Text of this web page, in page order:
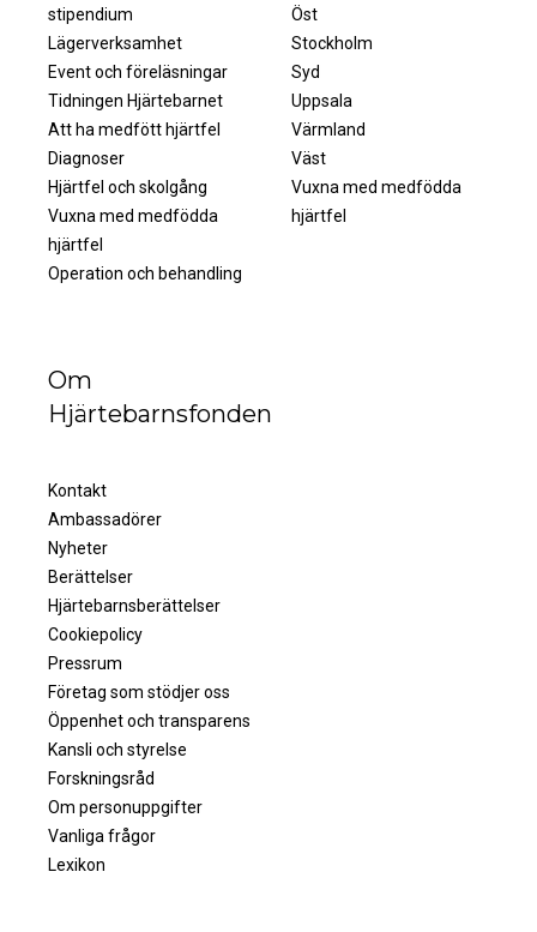
stipendium
Lägerverksamhet
Event och föreläsningar
Tidningen Hjärtebarnet
Att ha medfött hjärtfel
Diagnoser
Hjärtfel och skolgång
Vuxna med medfödda
hjärtfel
Operation och behandling
Öst
Stockholm
Syd
Uppsala
Värmland
Väst
Vuxna med medfödda
hjärtfel
Om
Hjärtebarnsfonden
Kontakt
Ambassadörer
Nyheter
Berättelser
Hjärtebarnsberättelser
Cookiepolicy
Pressrum
Företag som stödjer oss
Öppenhet och transparens
Kansli och styrelse
Forskningsråd
Om personuppgifter
Vanliga frågor
Lexikon